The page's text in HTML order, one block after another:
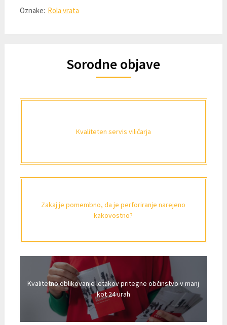
Oznake: Rola vrata
Sorodne objave
Kvaliteten servis viličarja
Zakaj je pomembno, da je perforiranje narejeno
kakovostno?
Kvalitetno oblikovanje letakov pritegne občinstvo v manj
kot 24 urah